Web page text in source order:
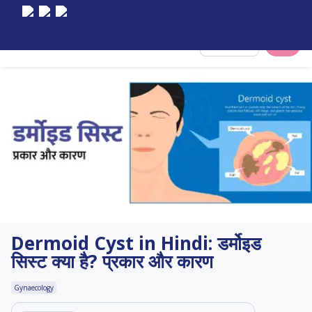
Dermoid Cyst in Hindi: डर्मोइड
सिस्ट क्या है? प्रकार और कारण
Gynaecology